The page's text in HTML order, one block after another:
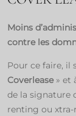
Moins
contre les
Pour ce faire, il
Coverlease » et
de la signature
renting ou